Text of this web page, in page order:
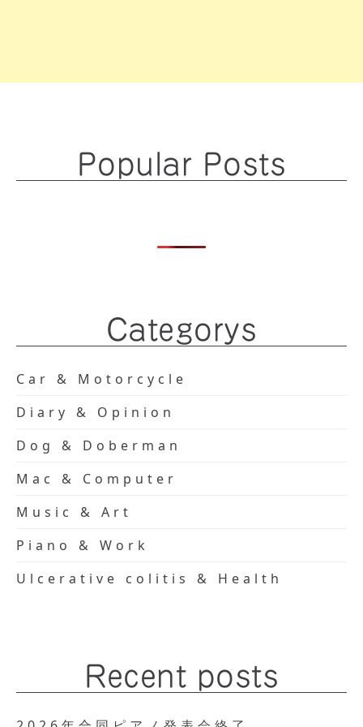
Popular Posts
Categorys
Car & Motorcycle
Diary & Opinion
Dog & Doberman
Mac & Computer
Music & Art
Piano & Work
Ulcerative colitis & Health
Recent posts